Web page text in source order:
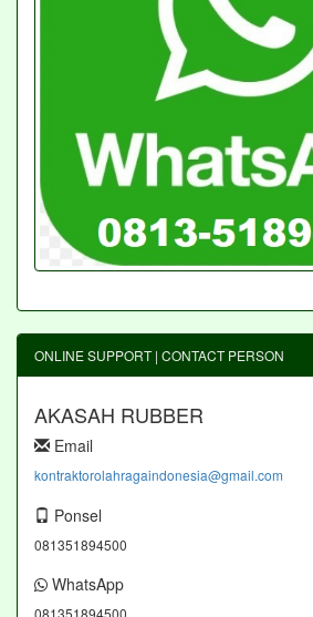
ONLINE SUPPORT | CONTACT PERSON
AKASAH RUBBER
Email
kontraktorolahragaindonesia@gmail.com
Ponsel
081351894500
WhatsApp
081351894500